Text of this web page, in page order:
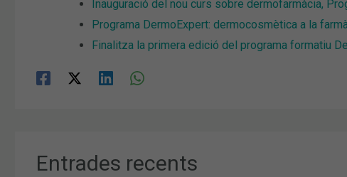
Inauguració del nou curs sobre dermofarmàcia,
Programa DermoExpert: dermocosmètica a la
Finalitza la primera edició del programa formatiu
Entrades recents